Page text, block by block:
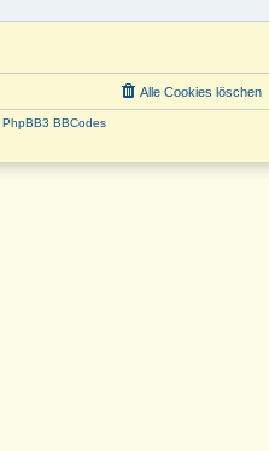
Alle Cookies löschen
PhpBB3 BBCodes